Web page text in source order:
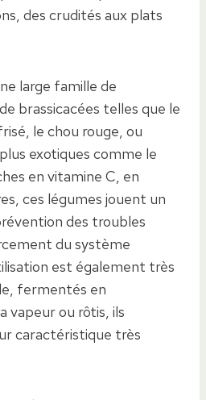
des crudités aux plats
large famille de
brassicacées telles que le
le chou rouge, ou
exotiques comme le
en vitamine C, en
ces légumes jouent un
des troubles
du système
est également très
fermentés en
vapeur ou rôtis, ils
caractéristique très